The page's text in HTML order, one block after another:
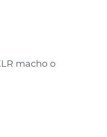
macho o